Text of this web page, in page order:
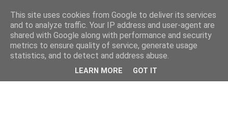
This site uses cookies from Google to deliver its services
and to analyze traffic. Your IP address and user-agent are
shared with Google along with performance and security
metrics to ensure quality of service, generate usage
statistics, and to detect and address abuse.
LEARN MORE GOT IT